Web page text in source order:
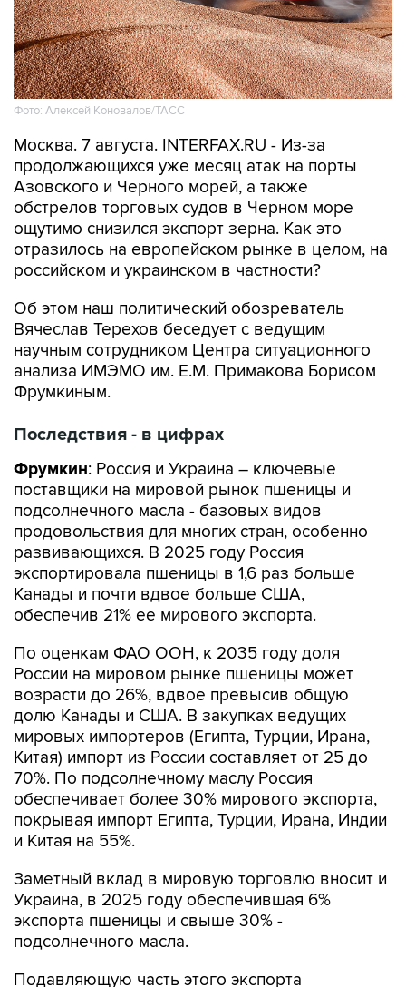
Фото: Алексей Коновалов/ТАСС
Москва. 7 августа. INTERFAX.RU - Из-за
продолжающихся уже месяц атак на порты
Азовского и Черного морей, а также
обстрелов торговых судов в Черном море
ощутимо снизился экспорт зерна. Как это
отразилось на европейском рынке в целом, на
российском и украинском в частности?
Об этом наш политический обозреватель
Вячеслав Терехов беседует с ведущим
научным сотрудником Центра ситуационного
анализа ИМЭМО им. Е.М. Примакова Борисом
Фрумкиным.
Последствия - в цифрах
Фрумкин: Россия и Украина – ключевые
поставщики на мировой рынок пшеницы и
подсолнечного масла - базовых видов
продовольствия для многих стран, особенно
развивающихся. В 2025 году Россия
экспортировала пшеницы в 1,6 раз больше
Канады и почти вдвое больше США,
обеспечив 21% ее мирового экспорта.
По оценкам ФАО ООН, к 2035 году доля
России на мировом рынке пшеницы может
возрасти до 26%, вдвое превысив общую
долю Канады и США. В закупках ведущих
мировых импортеров (Египта, Турции, Ирана,
Китая) импорт из России составляет от 25 до
70%. По подсолнечному маслу Россия
обеспечивает более 30% мирового экспорта,
покрывая импорт Египта, Турции, Ирана, Индии
и Китая на 55%.
Заметный вклад в мировую торговлю вносит и
Украина, в 2025 году обеспечившая 6%
экспорта пшеницы и свыше 30% -
подсолнечного масла.
Подавляющую часть этого экспорта